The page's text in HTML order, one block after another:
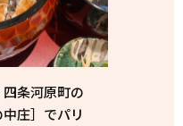
条河原町の
庄］でパリ